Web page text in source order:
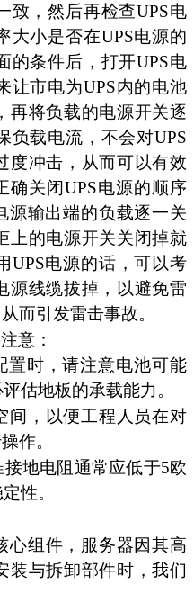
致，然后再检查UPS电
大小是否在UPS电源的
的条件后，打开UPS电
让市电为UPS内的电池
再将负载的电源开关逐
负载电流，不会对UPS
度冲击，从而可以有效
确关闭UPS电源的顺序
源输出端的负载逐一关
上的电源开关关闭掉就
UPS电源的话，可以考
源线缆拔掉，以避免雷
而引发雷击事故。
意：
置时，请注意电池可能
估地板的承载能力。
间，以便工程人员在对
作。
地电阻通常应低于5欧
性。
心组件，服务器因其高
装与拆卸部件时，我们